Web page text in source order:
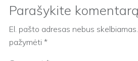
Parašykite komentarą
El. pašto adresas nebus skelbiamas.
pažymėti *